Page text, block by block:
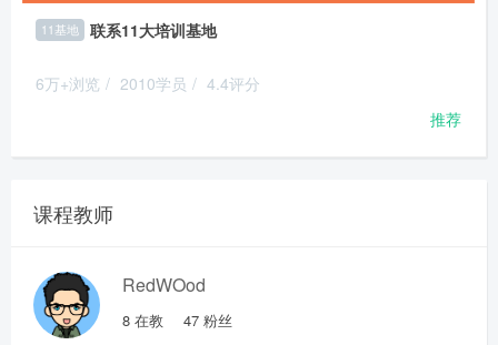
11基地 联系11大培训基地
6万+浏览 / 2010学员 / 4.4评分
推荐
课程教师
RedWOod
8 在教 47 粉丝